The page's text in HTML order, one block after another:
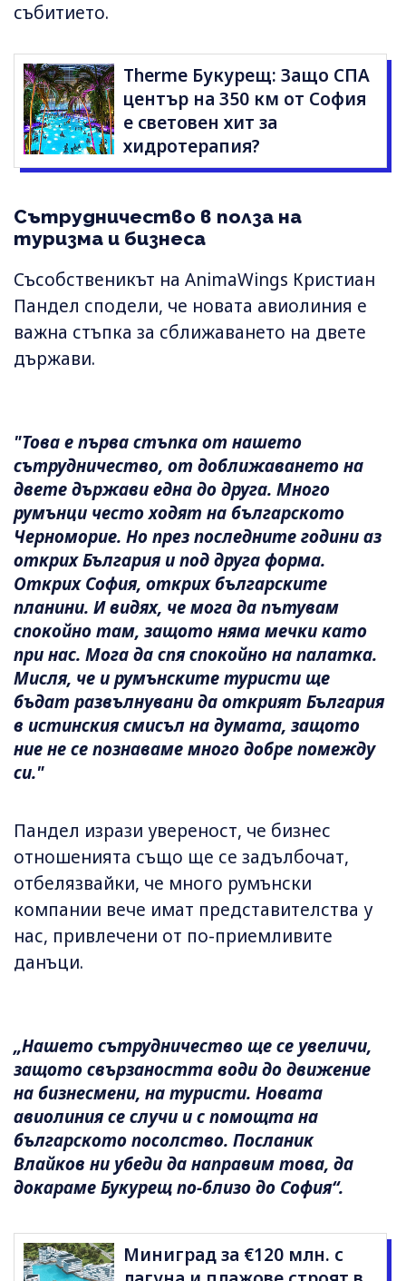
събитието.
Therme Букурещ: Защо СПА
център на 350 км от София
е световен хит за
хидротерапия?
Сътрудничество в полза на
туризма и бизнеса
Съсобственикът на AnimaWings Кристиан
Пандел сподели, че новата авиолиния е
важна стъпка за сближаването на двете
държави.
"Това е първа стъпка от нашето
сътрудничество, от доближаването на
двете държави една до друга. Много
румънци често ходят на българското
Черноморие. Но през последните години аз
открих България и под друга форма.
Открих София, открих българските
планини. И видях, че мога да пътувам
спокойно там, защото няма мечки като
при нас. Мога да спя спокойно на палатка.
Мисля, че и румънските туристи ще
бъдат развълнувани да открият България
в истинския смисъл на думата, защото
ние не се познаваме много добре помежду
си."
Пандел изрази увереност, че бизнес
отношенията също ще се задълбочат,
отбелязвайки, че много румънски
компании вече имат представителства у
нас, привлечени от по-приемливите
данъци.
„Нашето сътрудничество ще се увеличи,
защото свързаността води до движение
на бизнесмени, на туристи. Новата
авиолиния се случи и с помощта на
българското посолство. Посланик
Влайков ни убеди да направим това, да
докараме Букурещ по-близо до София“.
Миниград за €120 млн. с